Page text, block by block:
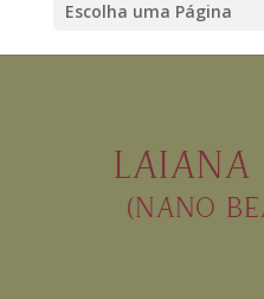
Escolha uma Página
LAIANA
(NANO